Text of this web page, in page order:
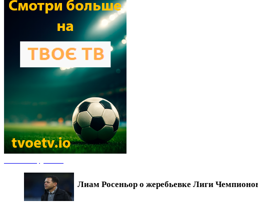
Лиам Росеньор о жеребьевке Лиги